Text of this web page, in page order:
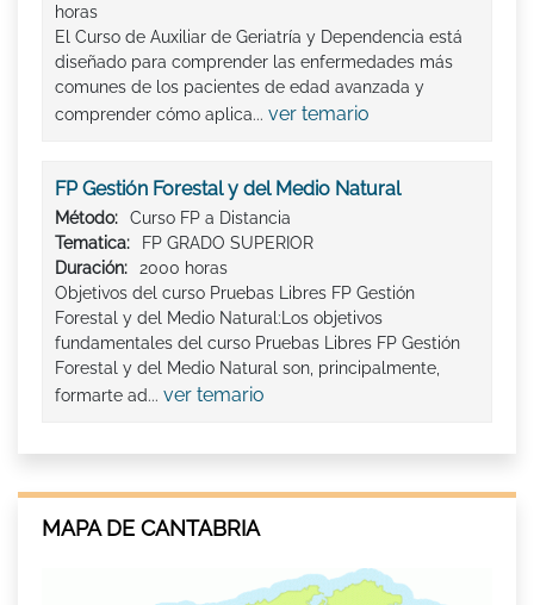
horas
El Curso de Auxiliar de Geriatría y Dependencia está
diseñado para comprender las enfermedades más
comunes de los pacientes de edad avanzada y
comprender cómo aplica... ver temario
FP Gestión Forestal y del Medio Natural
Método:
Curso FP a Distancia
Tematica:
FP GRADO SUPERIOR
Duración:
2000 horas
Objetivos del curso Pruebas Libres FP Gestión
Forestal y del Medio Natural:Los objetivos
fundamentales del curso Pruebas Libres FP Gestión
Forestal y del Medio Natural son, principalmente,
formarte ad... ver temario
MAPA DE CANTABRIA